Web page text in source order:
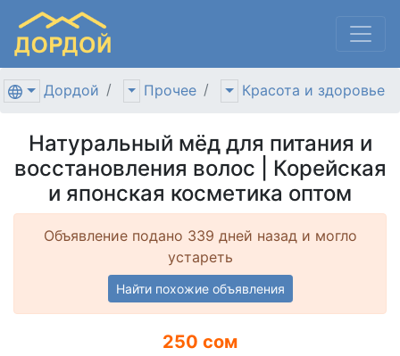
Дордой Прочее Красота и здоровье
Натуральный мёд для питания и
восстановления волос | Корейская
и японская косметика оптом
Объявление подано 339 дней назад и могло
устареть
Найти похожие объявления
250 сом